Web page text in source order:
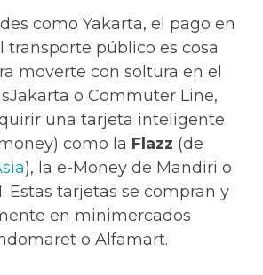
como Yakarta, el pago en
transporte público es cosa
moverte con soltura en el
o Commuter Line,
una tarjeta inteligente
como la Flazz (de
), la e-Money de Mandiri o
Estas tarjetas se compran y
en minimercados
o Alfamart.